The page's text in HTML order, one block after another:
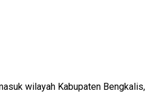
wilayah Kabupaten Bengkalis,